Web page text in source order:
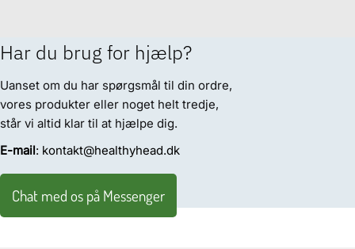
Har du brug for hjælp?
Uanset om du har spørgsmål til din ordre,
vores produkter eller noget helt tredje,
står vi altid klar til at hjælpe dig.
E-mail: kontakt@healthyhead.dk
Chat med os på Messenger